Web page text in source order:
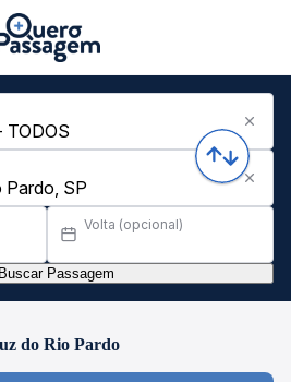
Volta (opcional)
Buscar Passagem
do Rio Pardo